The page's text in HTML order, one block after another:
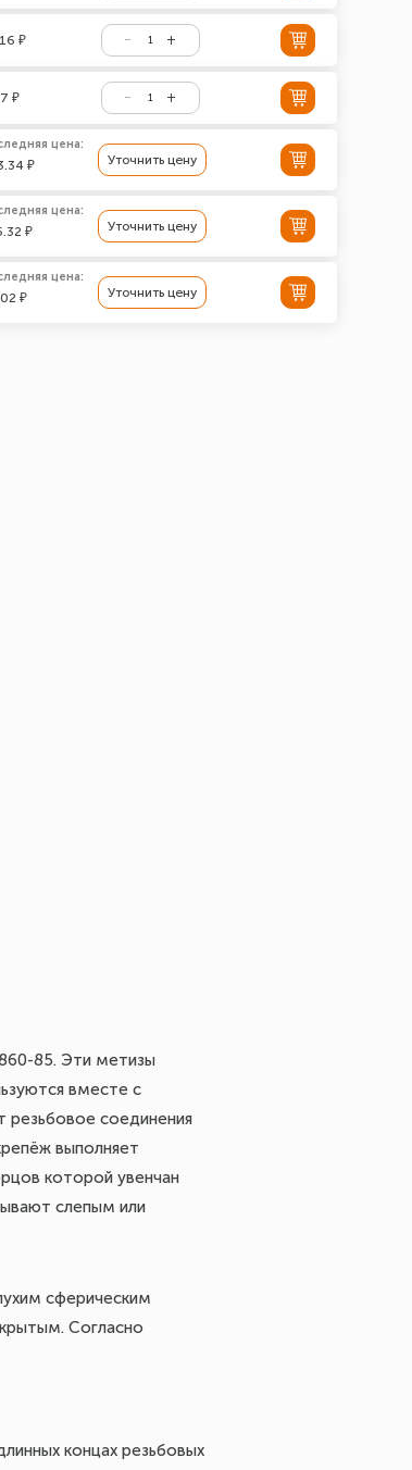
₽
₽
цена:
₽ Уточнить цену
цена:
₽ Уточнить цену
цена:
₽ Уточнить цену
85. Эти метизы
вместе с
резьбовое соединения
выполняет
которой увенчан
слепым или
сферическим
Согласно
концах резьбовых